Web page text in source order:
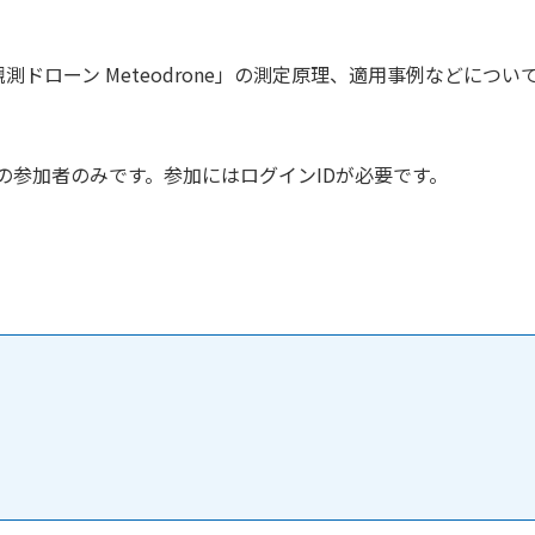
ドローン Meteodrone」の測定原理、適用事例などについ
加者のみです。参加にはログインIDが必要です。